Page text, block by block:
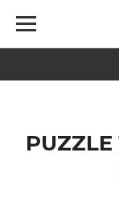
PUZZLE